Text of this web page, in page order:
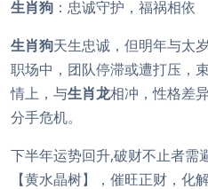
生肖狗 ：忠诚守护，福祸相依
生肖狗天生忠诚，但明年与太
职场中，团队停滞或遭打压，
情上，与生肖龙相冲，性格差
分手危机。
下半年运势回升,破财不止者需
【黄水晶树】，催旺正财，化